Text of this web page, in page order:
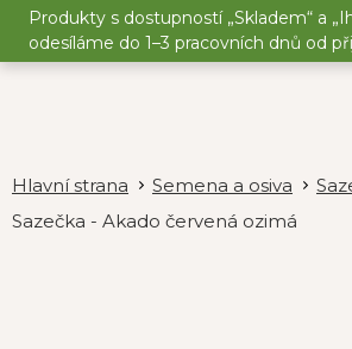
Přejít
obsah
Produkty s dostupností „Skladem“ a
odesíláme do 1–3 pracovních dnů od
Semena a osiva
Sazečka - Akado červená ozimá